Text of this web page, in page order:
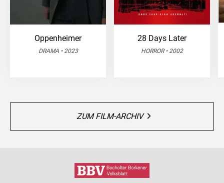
Oppenheimer
DRAMA • 2023
28 Days Later
HORROR • 2002
ZUM FILM-ARCHIV